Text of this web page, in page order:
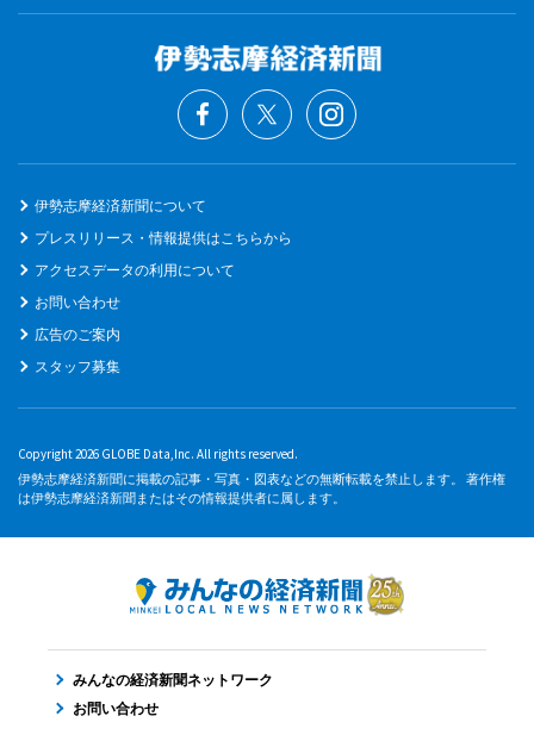
伊勢志摩経済新聞について
プレスリリース・情報提供はこちらから
アクセスデータの利用について
お問い合わせ
広告のご案内
スタッフ募集
Copyright 2026 GLOBE Data,Inc. All rights reserved.
伊勢志摩経済新聞に掲載の記事・写真・図表などの無断転載を禁止します。 著作権
は伊勢志摩経済新聞またはその情報提供者に属します。
みんなの経済新聞ネットワーク
お問い合わせ